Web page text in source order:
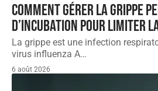
Comment gérer la grippe
d’incubation pour limiter
La grippe est une infection
virus influenza A…
6 août 2026